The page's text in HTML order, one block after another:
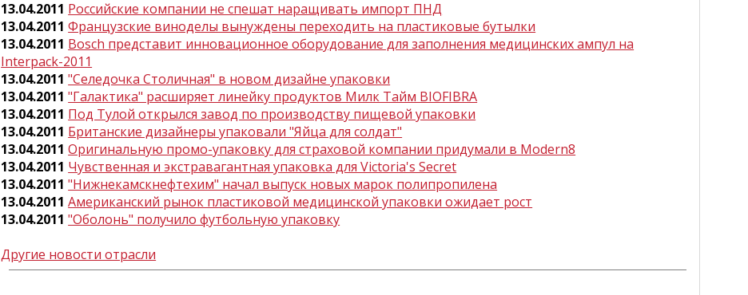
13.04.2011 Российские компании не спешат наращивать импорт ПНД
13.04.2011 Французские виноделы вынуждены переходить на пластиковые бутылки
13.04.2011 Bosch представит инновационное оборудование для заполнения медицинских ампул на
Interpack-2011
13.04.2011 "Селедочка Столичная" в новом дизайне упаковки
13.04.2011 "Галактика" расширяет линейку продуктов Милк Тайм BIOFIBRA
13.04.2011 Под Тулой открылся завод по производству пищевой упаковки
13.04.2011 Британские дизайнеры упаковали "Яйца для солдат"
13.04.2011 Оригинальную промо-упаковку для страховой компании придумали в Modern8
13.04.2011 Чувственная и экстравагантная упаковка для Victoria's Secret
13.04.2011 "Нижнекамскнефтехим" начал выпуск новых марок полипропилена
13.04.2011 Американский рынок пластиковой медицинской упаковки ожидает рост
13.04.2011 "Оболонь" получило футбольную упаковку
Другие новости отрасли